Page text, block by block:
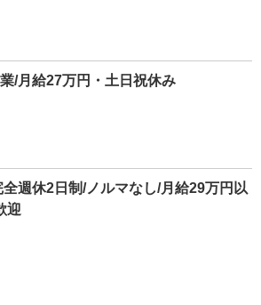
/月給27万円・土日祝休み
週休2日制/ノルマなし/月給29万円以
迎